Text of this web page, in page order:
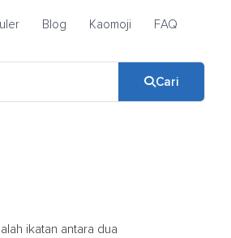
Blog Kaomoji FAQ
Cari
ikatan antara dua